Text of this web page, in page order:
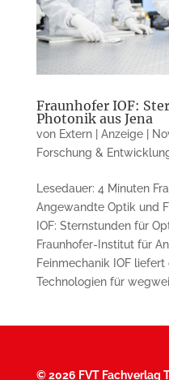
Fraunhofer IOF:
Photonik aus Jena
von Extern | Anzeige|
Forschung &
Lesedauer: 4 Minuten
Angewandte Optik und
IOF: Sternstunden für
Fraunhofer-Institut für
Feinmechanik IOF
Technologien für
©2026 FVT Fachverlag